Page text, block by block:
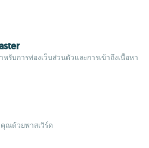
หรับการท่องเว็บส่วนตัวและการเข้าถึงเนื้อหา
ณด้วยพาสเวิร์ด